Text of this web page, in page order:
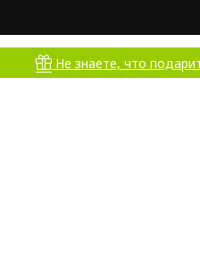
Не знаете, что подарить